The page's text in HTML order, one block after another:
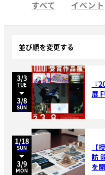
すべて イベント
並び順を変更する
3/3
TUE
3/8
SUN
『
展
1/18
SUN
3/9
MON
【
訪
を